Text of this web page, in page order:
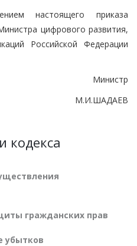
настоящего приказа
цифрового развития,
Российской Федерации
Министр
М.И.ШАДАЕВ
кодекса
гражданских прав
убытков